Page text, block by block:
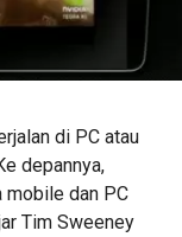
di PC atau
depannya,
mobile dan PC
Tim Sweeney